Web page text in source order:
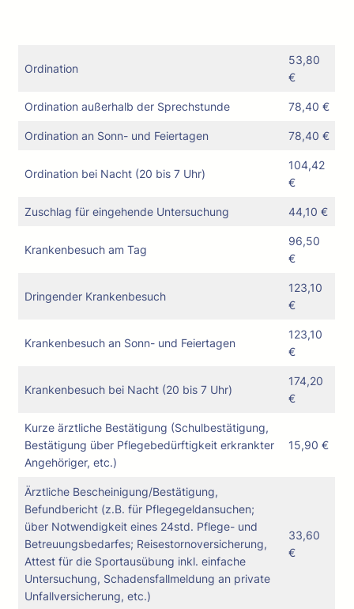
Ordination
53,80
€
Ordination außerhalb der Sprechstunde 78,40 €
Ordination an Sonn- und Feiertagen 78,40 €
Ordination bei Nacht (20 bis 7 Uhr)
104,42
€
Zuschlag für eingehende Untersuchung 44,10 €
Krankenbesuch am Tag
96,50
€
Dringender Krankenbesuch
123,10
€
Krankenbesuch an Sonn- und Feiertagen
123,10
€
Krankenbesuch bei Nacht (20 bis 7 Uhr)
174,20
€
Kurze ärztliche Bestätigung (Schulbestätigung,
Bestätigung über Pflegebedürftigkeit erkrankter
Angehöriger, etc.)
15,90 €
Ärztliche Bescheinigung/Bestätigung,
Befundbericht (z.B. für Pflegegeldansuchen;
über Notwendigkeit eines 24std. Pflege- und
Betreuungsbedarfes; Reisestornoversicherung,
Attest für die Sportausübung inkl. einfache
Untersuchung, Schadensfallmeldung an private
Unfallversicherung, etc.)
33,60
€